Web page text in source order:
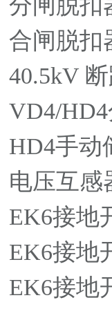
分闸脱扣
合闸脱扣
40.5kV
VD4/HD4
HD4手动
电压互感
EK6接地
EK6接地
EK6接地